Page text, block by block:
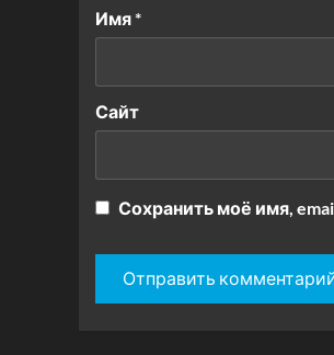
Имя*
Сайт
Сохранить моё имя,